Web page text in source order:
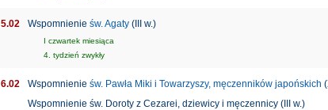
5.02 Wspomnienie św. Agaty(III w.)
I czwartek miesiąca
4. tydzień zwykły
6.02 Wspomnienie św. Pawła Miki i Towarzyszy, męczenników japońskich
Wspomnienie św. Doroty z Cezarei, dziewicy i męczennicy (III w.)